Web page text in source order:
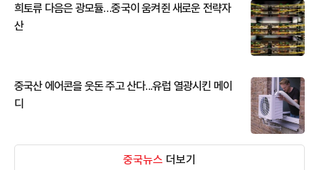
희토류 다음은 광모듈…중국이 움켜쥔 새로운 전략자
산
중국산 에어콘을 웃돈 주고 산다...유럽 열광시킨 메이
디
중국뉴스 더보기